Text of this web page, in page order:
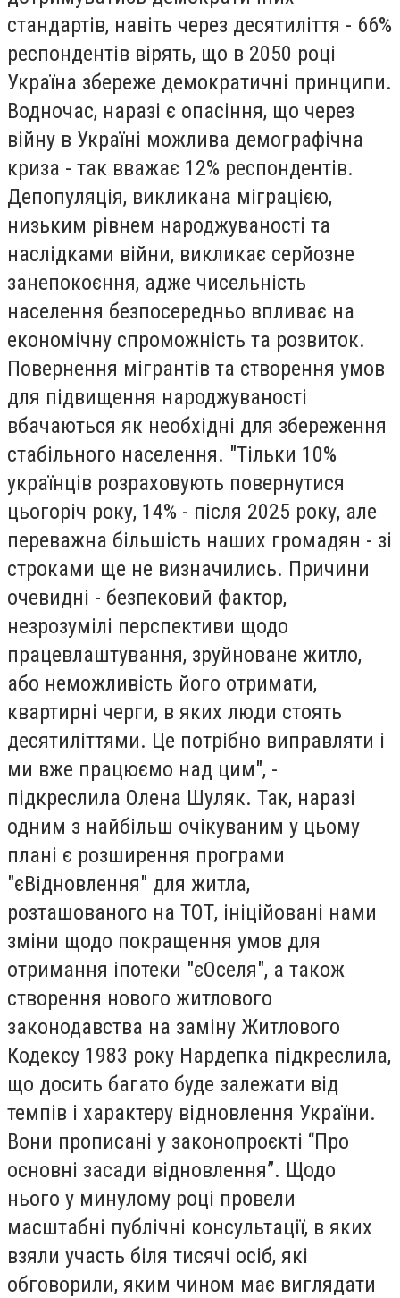
стандартів, навіть через десятиліття - 66%
респондентів вірять, що в 2050 році
Україна збереже демократичні принципи.
Водночас, наразі є опасіння, що через
війну в Україні можлива демографічна
криза - так вважає 12% респондентів.
Депопуляція, викликана міграцією,
низьким рівнем народжуваності та
наслідками війни, викликає серйозне
занепокоєння, адже чисельність
населення безпосередньо впливає на
економічну спроможність та розвиток.
Повернення мігрантів та створення умов
для підвищення народжуваності
вбачаються як необхідні для збереження
стабільного населення. "Тільки 10%
українців розраховують повернутися
цьогоріч року, 14% - після 2025 року, але
переважна більшість наших громадян - зі
строками ще не визначились. Причини
очевидні - безпековий фактор,
незрозумілі перспективи щодо
працевлаштування, зруйноване житло,
або неможливість його отримати,
квартирні черги, в яких люди стоять
десятиліттями. Це потрібно виправляти і
ми вже працюємо над цим", -
підкреслила Олена Шуляк. Так, наразі
одним з найбільш очікуваним у цьому
плані є розширення програми
"єВідновлення" для житла,
розташованого на ТОТ, ініційовані нами
зміни щодо покращення умов для
отримання іпотеки "єОселя", а також
створення нового житлового
законодавства на заміну Житлового
Кодексу 1983 року Нардепка підкреслила,
що досить багато буде залежати від
темпів і характеру відновлення України.
Вони прописані у законопроєкті “Про
основні засади відновлення”. Щодо
нього у минулому році провели
масштабні публічні консультації, в яких
взяли участь біля тисячі осіб, які
обговорили, яким чином має виглядати